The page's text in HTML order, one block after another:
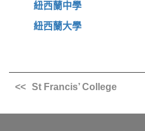
紐西蘭中學
紐西蘭大學
St Francis’ College